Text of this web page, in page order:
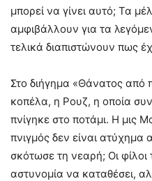
μπορεί να γίνει αυτό; Τα
αμφιβάλλουν για τα
τελικά διαπιστώνουν πως
Στο διήγημα «Θάνατος από
κοπέλα, η Ρουζ, η οποία
πνίγηκε στο ποτάμι. Η μις
πνιγμός δεν είναι
σκότωσε τη νεαρή; Οι φίλοι
αστυνομία να καταθέσει,